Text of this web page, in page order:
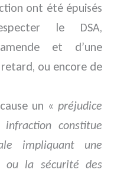
ont été épuisés
le DSA,
et d’une
ou encore de
un « préjudice
constitue
impliquant une
ou la sécurité des